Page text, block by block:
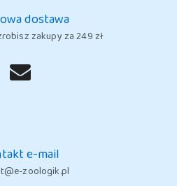
dostawa
zakupy za 249 zł
e-mail
zoologik.pl